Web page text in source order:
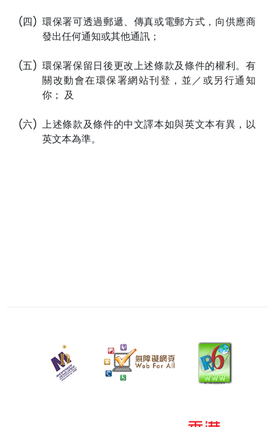
(四) 環保署可透過郵遞、傳真或電郵方式，向供應商
發出任何通知或其他通訊；
(五) 環保署保留日後更改上述條款及條件的權利。有
關改動會在環保署網站刊登，並／或另行通知
你； 及
(六) 上述條款及條件的中文譯本如與英文本有異，以
英文本為準。